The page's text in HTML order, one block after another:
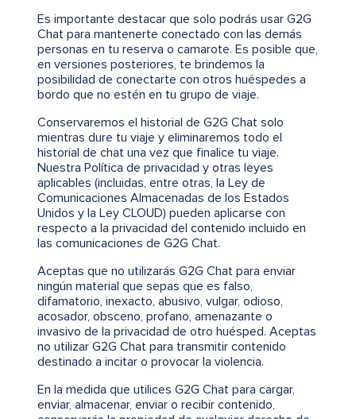
Es importante destacar que solo podrás usar G2G
Chat para mantenerte conectado con las demás
personas en tu reserva o camarote. Es posible que,
en versiones posteriores, te brindemos la
posibilidad de conectarte con otros huéspedes a
bordo que no estén en tu grupo de viaje.
Conservaremos el historial de G2G Chat solo
mientras dure tu viaje y eliminaremos todo el
historial de chat una vez que finalice tu viaje.
Nuestra Política de privacidad y otras leyes
aplicables (incluidas, entre otras, la Ley de
Comunicaciones Almacenadas de los Estados
Unidos y la Ley CLOUD) pueden aplicarse con
respecto a la privacidad del contenido incluido en
las comunicaciones de G2G Chat.
Aceptas que no utilizarás G2G Chat para enviar
ningún material que sepas que es falso,
difamatorio, inexacto, abusivo, vulgar, odioso,
acosador, obsceno, profano, amenazante o
invasivo de la privacidad de otro huésped. Aceptas
no utilizar G2G Chat para transmitir contenido
destinado a incitar o provocar la violencia.
En la medida que utilices G2G Chat para cargar,
enviar, almacenar, enviar o recibir contenido,